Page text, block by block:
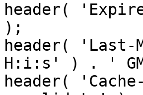
header(
);
header(
H:i:s' ) . '
header(